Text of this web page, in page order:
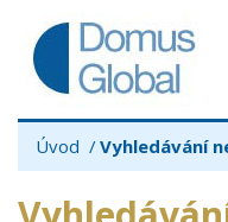
Úvod Vyhledávání